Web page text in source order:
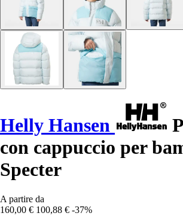
Helly Hansen
con cappuccio per
Specter
A partire da
160,00 € 100,88 € -37%